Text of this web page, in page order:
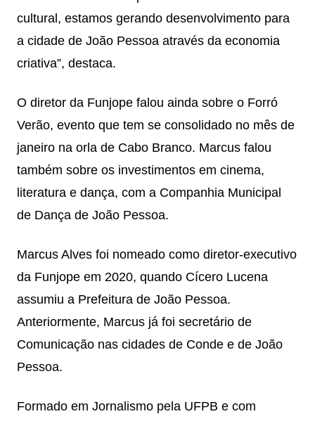
cultural, estamos gerando desenvolvimento para
a cidade de João Pessoa através da economia
criativa”, destaca.
O diretor da Funjope falou ainda sobre o Forró
Verão, evento que tem se consolidado no mês de
janeiro na orla de Cabo Branco. Marcus falou
também sobre os investimentos em cinema,
literatura e dança, com a Companhia Municipal
de Dança de João Pessoa.
Marcus Alves foi nomeado como diretor-executivo
da Funjope em 2020, quando Cícero Lucena
assumiu a Prefeitura de João Pessoa.
Anteriormente, Marcus já foi secretário de
Comunicação nas cidades de Conde e de João
Pessoa.
Formado em Jornalismo pela UFPB e com